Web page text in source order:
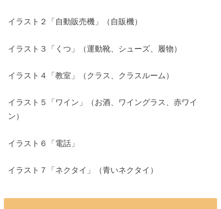
イラスト２「自動販売機」（自販機）
イラスト３「くつ」（運動靴、シューズ、履物）
イラスト４「教室」（クラス、クラスルーム）
イラスト５「ワイン」（お酒、ワイングラス、赤ワイ
ン）
イラスト６「電話」
イラスト７「ネクタイ」（青いネクタイ）